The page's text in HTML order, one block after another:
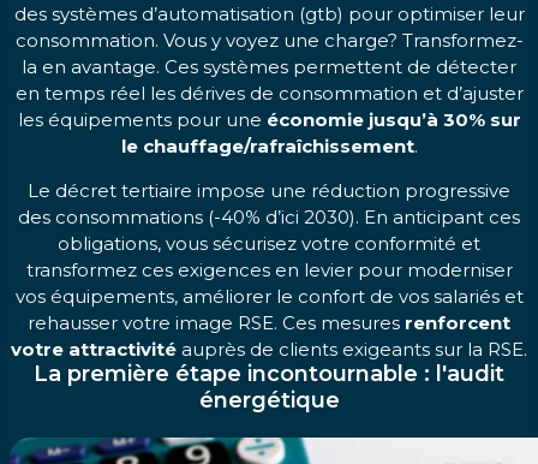
des systèmes d’automatisation (gtb) pour optimiser leur
consommation. Vous y voyez une charge? Transformez-
la en avantage. Ces systèmes permettent de détecter
en temps réel les dérives de consommation et d’ajuster
les équipements pour une économie jusqu’à 30% sur
le chauffage/rafraîchissement.
Le décret tertiaire impose une réduction progressive
des consommations (-40% d’ici 2030). En anticipant ces
obligations, vous sécurisez votre conformité et
transformez ces exigences en levier pour moderniser
vos équipements, améliorer le confort de vos salariés et
rehausser votre image RSE. Ces mesures renforcent
votre attractivité auprès de clients exigeants sur la RSE.
La première étape incontournable : l'audit
énergétique